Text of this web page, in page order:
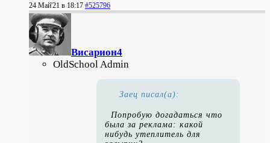
24 Май'21 в 18:17 #525796
Висариoн4
OldSchool Admin
Заец писал(а):
Попробую догадаться что
была за реклама: какой
нибудь утеплитель для